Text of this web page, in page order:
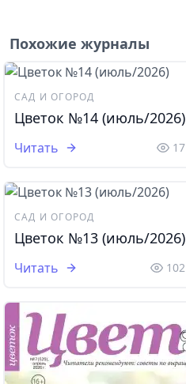
Похожие журналы
САД И ОГОРОД
Цветок №14 (июль/2026)
Читать 17
САД И ОГОРОД
Цветок №13 (июль/2026)
Читать 102